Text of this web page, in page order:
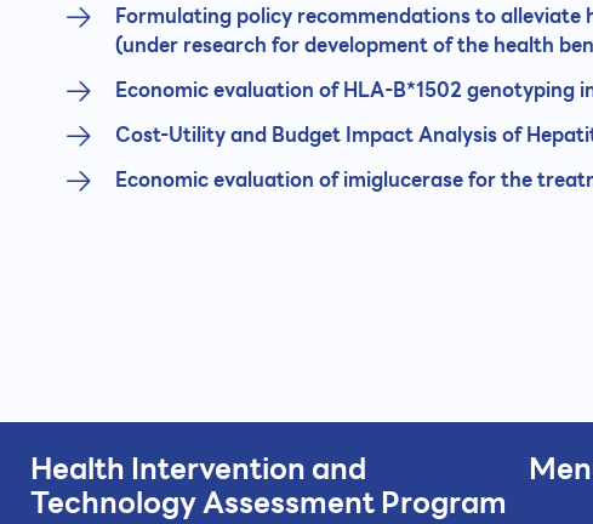
Formulating policy recommendations to alleviate
(under research for development of the health
Economic evaluation of HLA-B*1502 genotyping
Cost-Utility and Budget Impact Analysis of
Economic evaluation of imiglucerase for the
Health Intervention and
TechnologyAssessment Program